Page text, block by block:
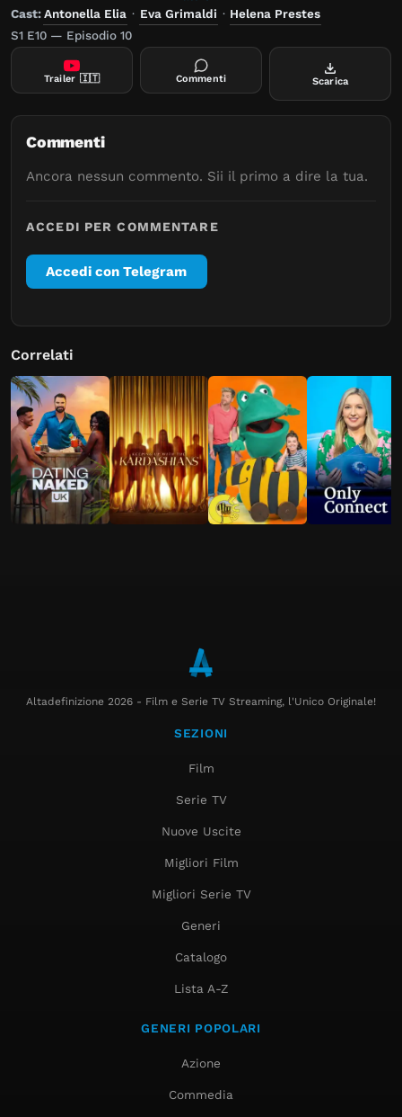
celebrity e influencer italiani si sfideranno in una serie di
prove.
Cast:Antonella Elia · Eva Grimaldi · Helena Prestes
S1 E10 — Episodio 10
Trailer 🇮🇹 Commenti Scarica
Commenti
Ancora nessun commento. Sii il primo a dire la tua.
ACCEDI PER COMMENTARE
Accedi con Telegram
Correlati
Altadefinizione 2026 - Film e Serie TV Streaming, l'Unico Originale!
SEZIONI
Film
Serie TV
Nuove Uscite
Migliori Film
Migliori Serie TV
Generi
Catalogo
Lista A-Z
GENERI POPOLARI
Azione
Commedia